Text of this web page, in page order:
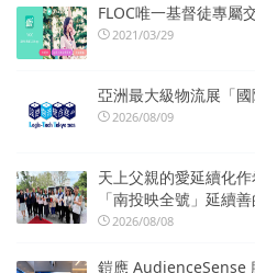
FLOC唯一基督徒專屬
2021/03/29
亞洲最大級物流展「
2026/08/09
天上父親的愛延續化
「南投映全號」延續
2026/08/08
鎧應 AudienceSense